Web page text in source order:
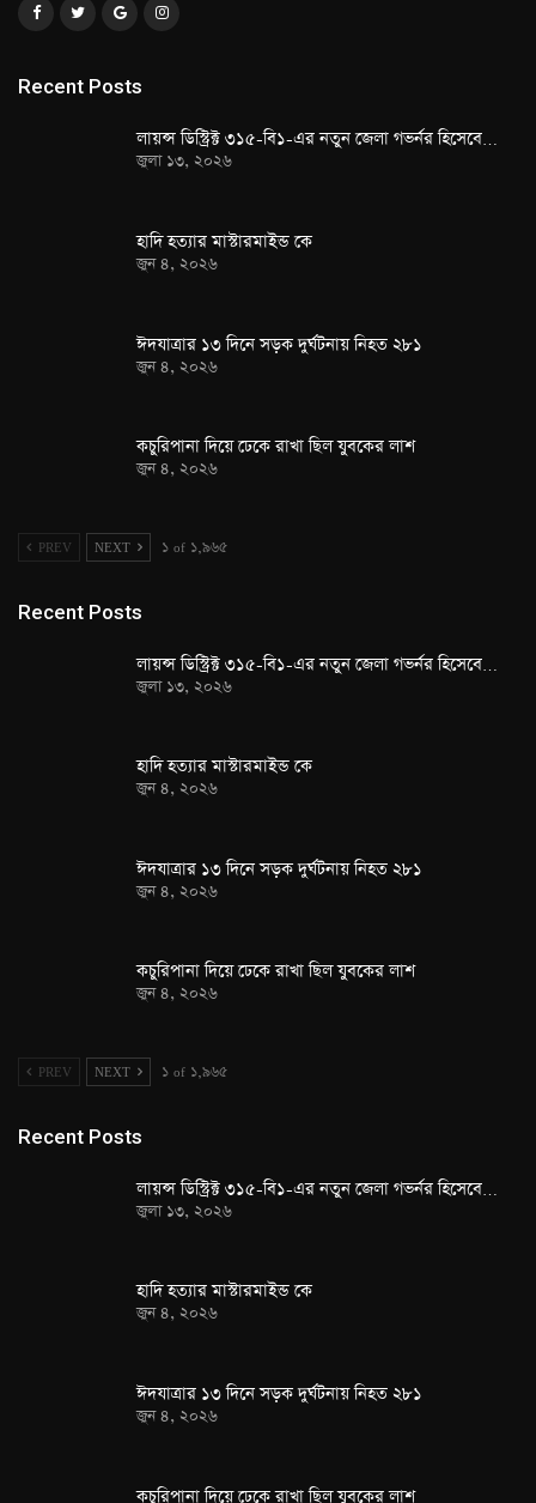
Recent Posts
লায়ন্স ডিস্ট্রিক্ট ৩১৫-বি১-এর নতুন জেলা গভর্নর হিসেবে…
জুলা ১৩, ২০২৬
হাদি হত্যার মাস্টারমাইন্ড কে
জুন ৪, ২০২৬
ঈদযাত্রার ১৩ দিনে সড়ক দুর্ঘটনায় নিহত ২৮১
জুন ৪, ২০২৬
কচুরিপানা দিয়ে ঢেকে রাখা ছিল যুবকের লাশ
জুন ৪, ২০২৬
PREV NEXT ১ of ১,৯৬৫
Recent Posts
লায়ন্স ডিস্ট্রিক্ট ৩১৫-বি১-এর নতুন জেলা গভর্নর হিসেবে…
জুলা ১৩, ২০২৬
হাদি হত্যার মাস্টারমাইন্ড কে
জুন ৪, ২০২৬
ঈদযাত্রার ১৩ দিনে সড়ক দুর্ঘটনায় নিহত ২৮১
জুন ৪, ২০২৬
কচুরিপানা দিয়ে ঢেকে রাখা ছিল যুবকের লাশ
জুন ৪, ২০২৬
PREV NEXT ১ of ১,৯৬৫
Recent Posts
লায়ন্স ডিস্ট্রিক্ট ৩১৫-বি১-এর নতুন জেলা গভর্নর হিসেবে…
জুলা ১৩, ২০২৬
হাদি হত্যার মাস্টারমাইন্ড কে
জুন ৪, ২০২৬
ঈদযাত্রার ১৩ দিনে সড়ক দুর্ঘটনায় নিহত ২৮১
জুন ৪, ২০২৬
কচুরিপানা দিয়ে ঢেকে রাখা ছিল যুবকের লাশ